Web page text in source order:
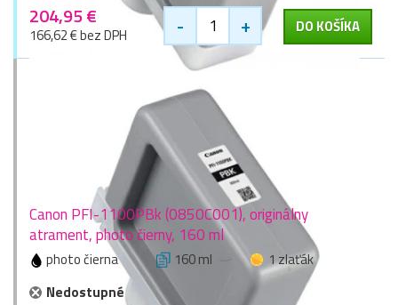
204,95 €
166,62 € bez DPH - + DO KOŠÍKA
Canon PFI-1100PBk (0850C001), originálny
atrament, photo čierny, 160 ml
photo čierna 160 ml
1 zlaťák
Nedostupné